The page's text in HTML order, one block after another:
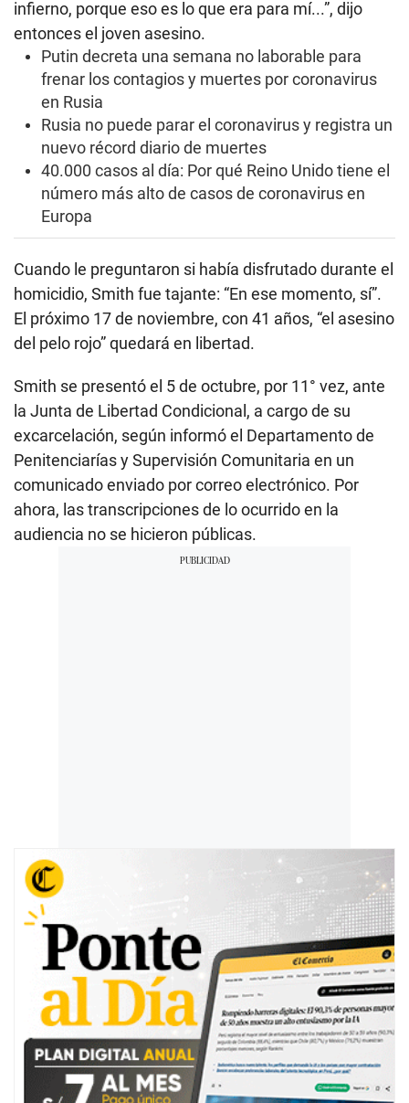
infierno, porque eso es lo que era para mí...”, dijo
entonces el joven asesino.
Putin decreta una semana no laborable para
frenar los contagios y muertes por coronavirus
en Rusia
Rusia no puede parar el coronavirus y registra un
nuevo récord diario de muertes
40.000 casos al día: Por qué Reino Unido tiene el
número más alto de casos de coronavirus en
Europa
Cuando le preguntaron si había disfrutado durante el
homicidio, Smith fue tajante: “En ese momento, sí”.
El próximo 17 de noviembre, con 41 años, “el asesino
del pelo rojo” quedará en libertad.
Smith se presentó el 5 de octubre, por 11° vez, ante
la Junta de Libertad Condicional, a cargo de su
excarcelación, según informó el Departamento de
Penitenciarías y Supervisión Comunitaria en un
comunicado enviado por correo electrónico. Por
ahora, las transcripciones de lo ocurrido en la
audiencia no se hicieron públicas.